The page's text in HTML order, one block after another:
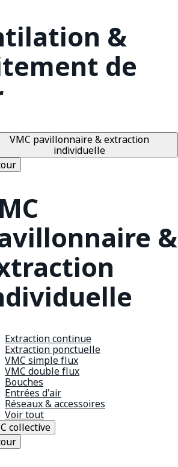
&
de
VMC pavillonnaire & extraction
individuelle
&
Extraction continue
Extraction ponctuelle
VMC simple flux
VMC double flux
Bouches
Entrées d'air
Réseaux & accessoires
Voir tout
collective